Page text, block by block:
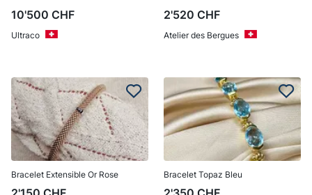
10'500 CHF
Ultraco
2'520 CHF
Atelier des Bergues
Bracelet Extensible Or Rose Bracelet Topaz Bleu